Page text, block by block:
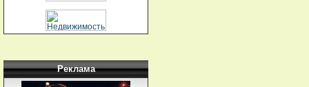
Реклама